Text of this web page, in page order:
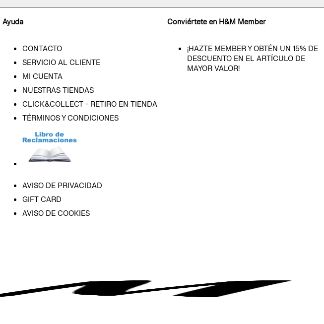
Ayuda
CONTACTO
SERVICIO AL CLIENTE
MI CUENTA
NUESTRAS TIENDAS
CLICK&COLLECT - RETIRO EN TIENDA
TÉRMINOS Y CONDICIONES
AVISO DE PRIVACIDAD
GIFT CARD
AVISO DE COOKIES
Conviértete en H&M Member
¡HAZTE MEMBER Y OBTÉN UN 15% DE
DESCUENTO EN EL ARTÍCULO DE
MAYOR VALOR!